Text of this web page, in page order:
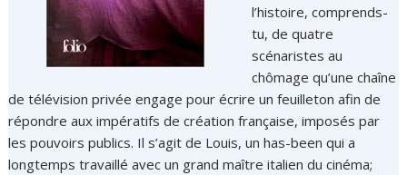
l’histoire, comprends-
tu, de quatre
scénaristes au
chômage qu’une chaîne
de télévision privée engage pour écrire un feuilleton afin de
répondre aux impératifs de création française, imposés par
les pouvoirs publics. Il s’agit de Louis, un has-been qui a
longtemps travaillé avec un grand maître italien du cinéma;